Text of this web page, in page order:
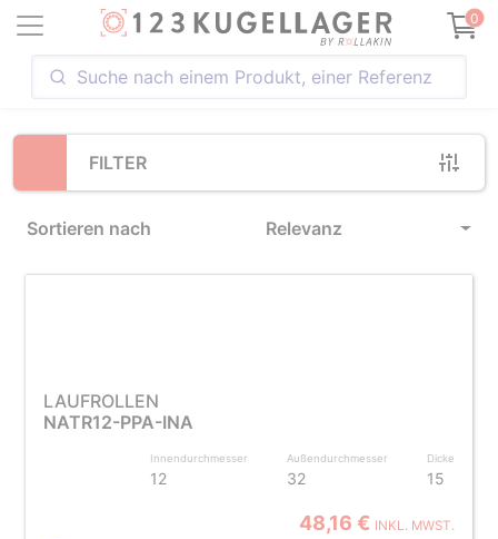
0
FILTER
Sortieren nach Relevanz
Loading...
LAUFROLLEN
NATR12-PPA-INA
Innendurchmesser
12
Außendurchmesser
32
Dicke
15
48,16 € INKL. MWST.